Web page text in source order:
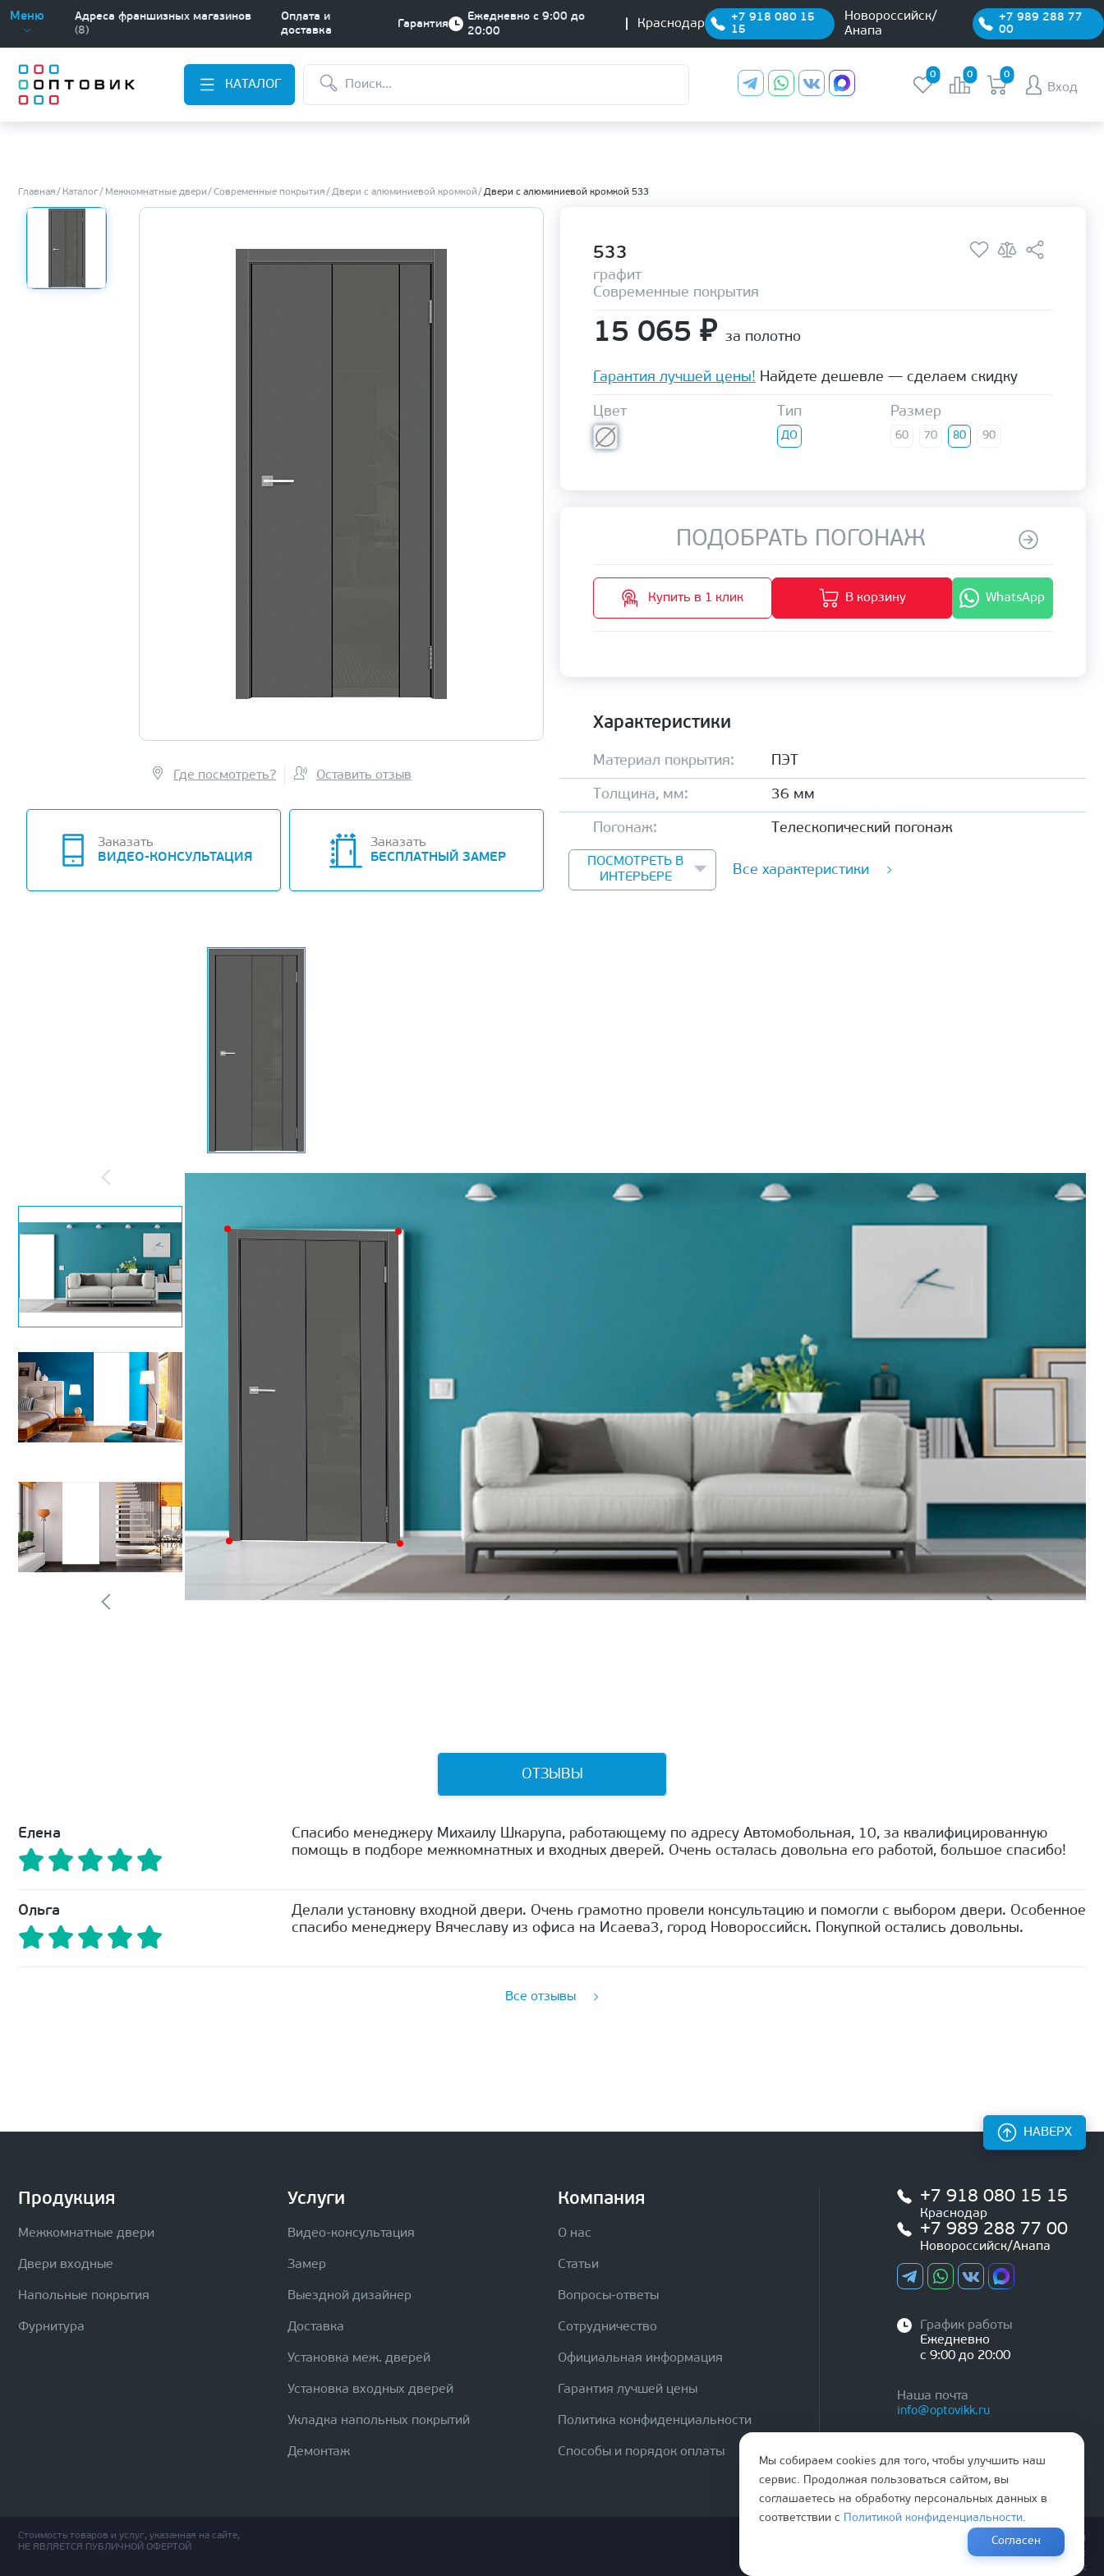
Меню
Адреса франшизных магазинов
(8)
Оплата и
доставка
Гарантия
Ежедневно с 9:00 до
20:00
Краснодар
+7 918 080 15
15
Новороссийск/
Анапа
+7 989 288 77
00
КАТАЛОГ
0 0 0
Вход
Главная Каталог Межкомнатные двери Современные покрытия Двери с алюминиевой кромкой Двери с алюминиевой кромкой 533
Где посмотреть? Оставить отзыв
Заказать
ВИДЕО-КОНСУЛЬТАЦИЯ
Заказать
БЕСПЛАТНЫЙ ЗАМЕР
533
графит
Современные покрытия
15 065 ₽ за полотно
Гарантия лучшей цены! Найдете дешевле — сделаем скидку
Цвет Тип
ДО
Размер
60 70 80 90
ПОДОБРАТЬ ПОГОНАЖ
Купить в 1 клик В корзину WhatsApp
Характеристики
Материал покрытия: ПЭТ
Толщина, мм: 36 мм
Погонаж: Телескопический погонаж
ПОСМОТРЕТЬ В
ИНТЕРЬЕРЕ
Все характеристики
ОТЗЫВЫ
Елена
Спасибо менеджеру Михаилу Шкарупа, работающему по адресу Автомобольная, 10, за квалифицированную
помощь в подборе межкомнатных и входных дверей. Очень осталась довольна его работой, большое спасибо!
Ольга
Делали установку входной двери. Очень грамотно провели консультацию и помогли с выбором двери. Особенное
спасибо менеджеру Вячеславу из офиса на Исаева3, город Новороссийск. Покупкой остались довольны.
Все отзывы
Продукция
Межкомнатные двери
Двери входные
Напольные покрытия
Фурнитура
Услуги
Видео-консультация
Замер
Выездной дизайнер
Доставка
Установка меж. дверей
Установка входных дверей
Укладка напольных покрытий
Демонтаж
Компания
О нас
Статьи
Вопросы-ответы
Сотрудничество
Официальная информация
Гарантия лучшей цены
Политика конфиденциальности
Способы и порядок оплаты
+7 918 080 15 15
Краснодар
+7 989 288 77 00
Новороссийск/Анапа
График работы
Ежедневно
с 9:00 до 20:00
Наша почта
info@optovikk.ru
НАВЕРХ
Стоимость товаров и услуг, указанная на сайте,
НЕ ЯВЛЯЕТСЯ ПУБЛИЧНОЙ ОФЕРТОЙ
Правила эксплутации входных и межкомнатных дверей
Политика обработки персональных данных
Согласие на обработку персональных данных
Мы собираем cookies для того, чтобы улучшить наш
сервис. Продолжая пользоваться сайтом, вы
соглашаетесь на обработку персональных данных в
соответствии с
Политикой конфиденциальности.
Согласен